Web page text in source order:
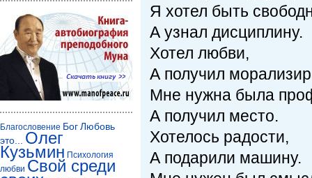
Я хотел быть
А узнал дисциплину.
Хотел любви,
А получил
Мне нужна была
А получил место.
Хотелось радости,
А подарили машину.
Благословение БогЛюбовь
это...
Олег
Кузьмин Психология
любви Свой среди